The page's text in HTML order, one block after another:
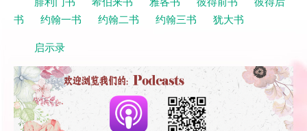
书
约翰一书 约翰二书 约翰三书
犹大书
启示录